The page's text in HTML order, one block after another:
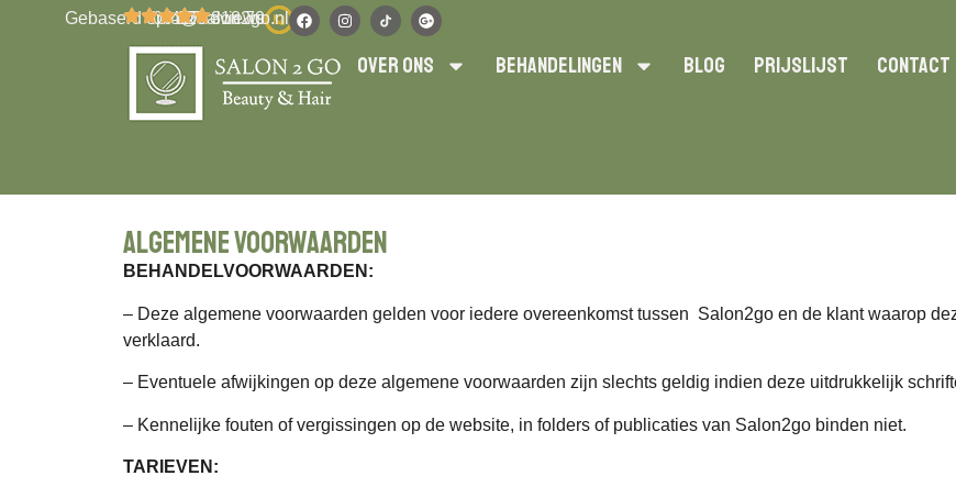
Gebaserd op 417 reviews
06 223 318 70
info@salon2go.nl
Over ons Behandelingen Blog Prijslijst Contact
Algemene voorwaarden
BEHANDELVOORWAARDEN:
– Deze algemene voorwaarden gelden voor iedere overeenkomst tussen Salon2go en de klant waarop
verklaard.
– Eventuele afwijkingen op deze algemene voorwaarden zijn slechts geldig indien deze uitdrukkelijk
– Kennelijke fouten of vergissingen op de website, in folders of publicaties van Salon2go binden niet.
TARIEVEN: